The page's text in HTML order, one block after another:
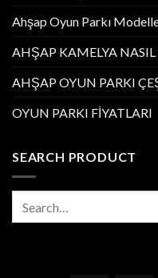
Ahşap Oyun Parkı
AHŞAP KAMELYA NASIL
AHŞAP OYUN PARKI
OYUN PARKI FİYATLARI
SEARCH PRODUCT